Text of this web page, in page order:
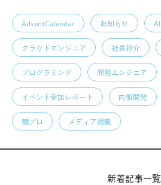
AdventCalendar お知らせ AI
クラウドエンジニア 社員紹介
プログラミング 開発エンジニア
イベント参加レポート 内製開発
競プロ メディア掲載
新着記事一覧